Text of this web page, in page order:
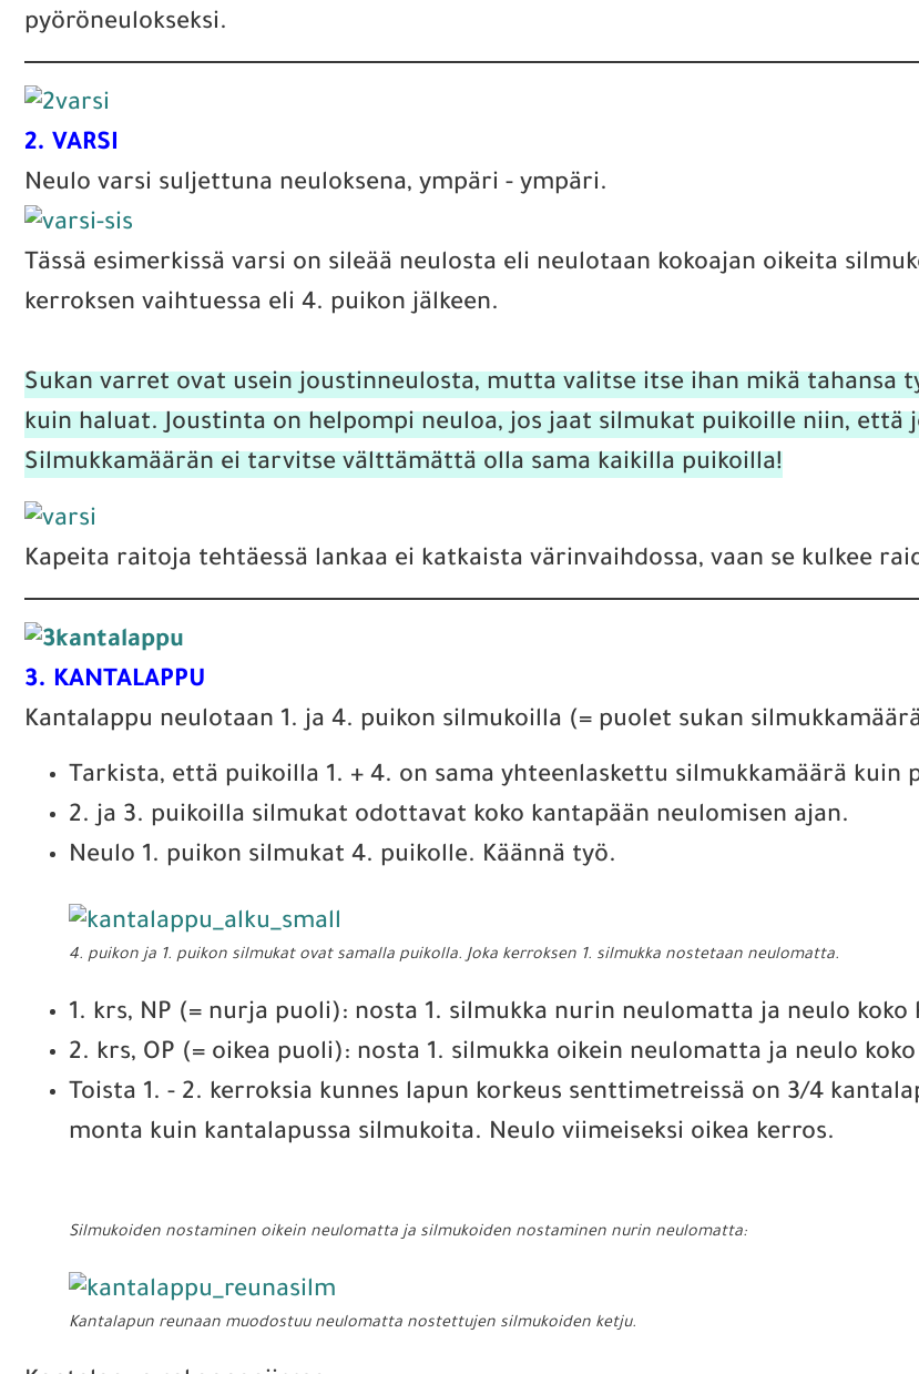
pyöröneulokseksi.
2. VARSI
Neulo varsi suljettuna neuloksena, ympäri - ympäri.
Tässä esimerkissä varsi on sileää neulosta eli neulotaan kokoajan oikeita
kerroksen vaihtuessa eli 4. puikon jälkeen.
Sukan varret ovat usein joustinneulosta, mutta valitse itse ihan mikä tahansa
kuin haluat. Joustinta on helpompi neuloa, jos jaat silmukat puikoille niin, että
Silmukkamäärän ei tarvitse välttämättä olla sama kaikilla puikoilla!
Kapeita raitoja tehtäessä lankaa ei katkaista värinvaihdossa, vaan se kulkee
3. KANTALAPPU
Kantalappu neulotaan 1. ja 4. puikon silmukoilla (= puolet sukan
Tarkista, että puikoilla 1. + 4. on sama yhteenlaskettu silmukkamäärä kuin
2. ja 3. puikoilla silmukat odottavat koko kantapään neulomisen ajan.
Neulo 1. puikon silmukat 4. puikolle. Käännä työ.
4. puikon ja 1. puikon silmukat ovat samalla puikolla. Joka kerroksen 1. silmukka nostetaan neulomatta.
1. krs, NP (= nurja puoli): nosta 1. silmukka nurin neulomatta ja neulo
2. krs, OP (= oikea puoli): nosta 1. silmukka oikein neulomatta ja neulo
Toista 1. - 2. kerroksia kunnes lapun korkeus senttimetreissä on 3/4
monta kuin kantalapussa silmukoita. Neulo viimeiseksi oikea kerros.
Silmukoiden nostaminen oikein neulomatta ja silmukoiden nostaminen nurin neulomatta:
Kantalapun reunaan muodostuu neulomatta nostettujen silmukoiden ketju.